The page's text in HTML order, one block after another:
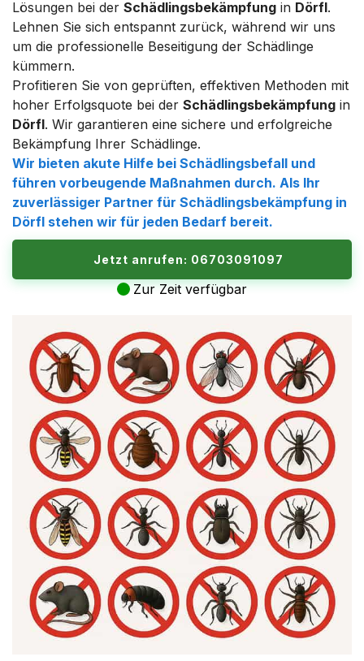
Lösungen bei der Schädlingsbekämpfung in Dörfl.
Lehnen Sie sich entspannt zurück, während wir uns
um die professionelle Beseitigung der Schädlinge
kümmern.
Profitieren Sie von geprüften, effektiven Methoden mit
hoher Erfolgsquote bei der Schädlingsbekämpfung in
Dörfl. Wir garantieren eine sichere und erfolgreiche
Bekämpfung Ihrer Schädlinge.
Wir bieten akute Hilfe bei Schädlingsbefall und
führen vorbeugende Maßnahmen durch. Als Ihr
zuverlässiger Partner für Schädlingsbekämpfung in
Dörfl stehen wir für jeden Bedarf bereit.
Jetzt anrufen: 06703091097
Zur Zeit verfügbar